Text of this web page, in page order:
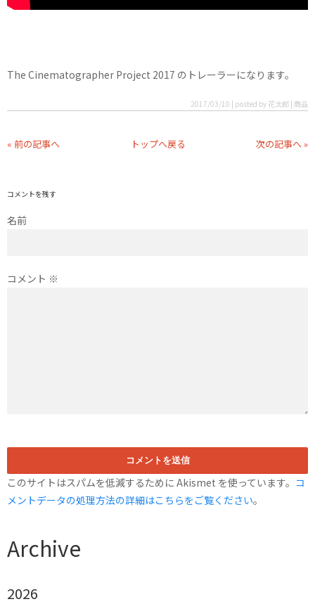
The Cinematographer Project 2017 のトレーラーになります。
2017/03/10 | posted by 花太郎 | 商品
« 前の記事へ トップへ戻る 次の記事へ »
コメントを残す
名前
コメント ※
このサイトはスパムを低減するために Akismet を使っています。 コ
メントデータの処理方法の詳細はこちらをご覧ください。
Archive
2026